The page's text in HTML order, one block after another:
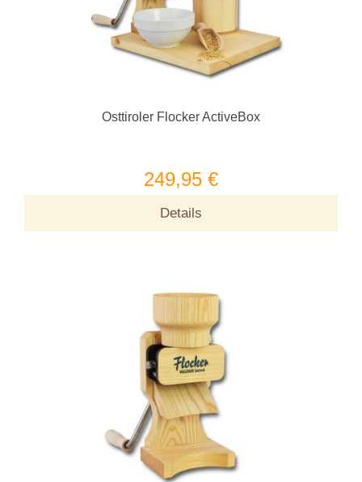
Osttiroler Flocker ActiveBox
249,95 €
Details